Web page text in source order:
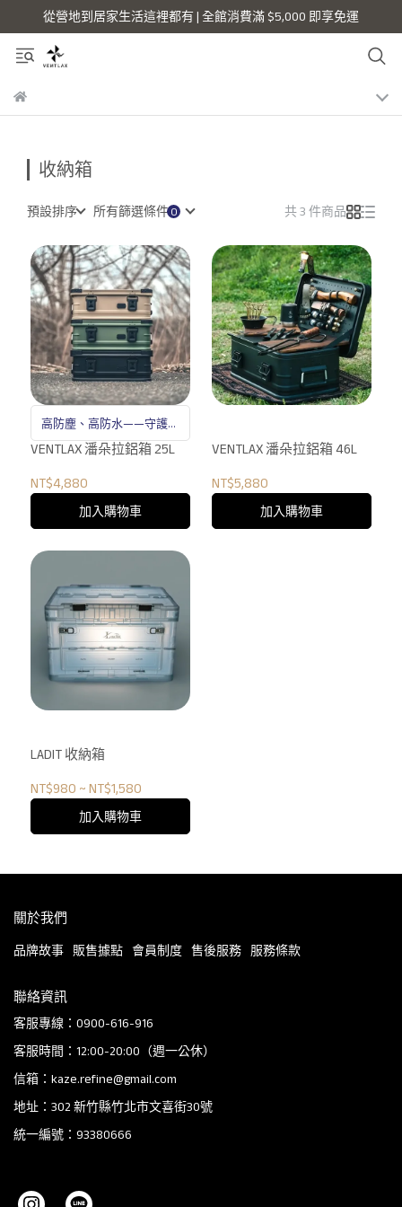
從營地到居家生活這裡都有 | 全館消費滿 $5,000 即享免運
收納箱
預設排序 所有篩選條件 共 3 件商品
高防塵、高防水——守護重
要裝備的鋁製收納箱
VENTLAX 潘朵拉鋁箱 25L
NT$4,880
加入購物車
VENTLAX 潘朵拉鋁箱 46L
NT$5,880
加入購物車
LADIT 收納箱
NT$980 ~ NT$1,580
加入購物車
關於我們
品牌故事 販售據點 會員制度 售後服務 服務條款
聯絡資訊
客服專線：0900-616-916
客服時間：12:00-20:00（週一公休）
信箱：kaze.refine@gmail.com
地址：302 新竹縣竹北市文喜街30號
統一編號：93380666